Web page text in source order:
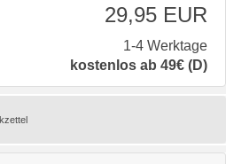
29,95 EUR
1-4 Werktage
kostenlos ab 49€ (D)